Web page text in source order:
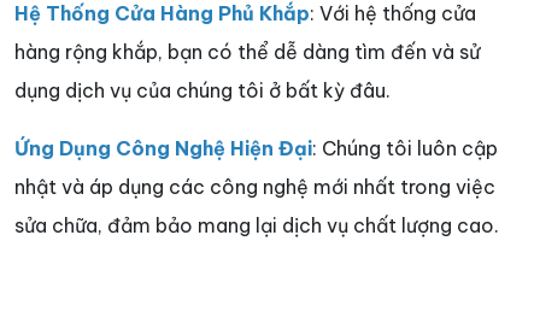
Hệ Thống Cửa Hàng Phủ Khắp: Với hệ thống cửa
hàng rộng khắp, bạn có thể dễ dàng tìm đến và sử
dụng dịch vụ của chúng tôi ở bất kỳ đâu.
Ứng Dụng Công Nghệ Hiện Đại: Chúng tôi luôn cập
nhật và áp dụng các công nghệ mới nhất trong việc
sửa chữa, đảm bảo mang lại dịch vụ chất lượng cao.